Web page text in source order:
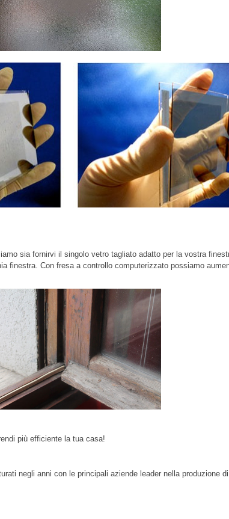
sia fornirvi il singolo vetro tagliato adatto per la vostra
finestra. Con fresa a controllo computerizzato possiamo
più efficiente la tua casa!
negli anni con le principali aziende leader nella produzione